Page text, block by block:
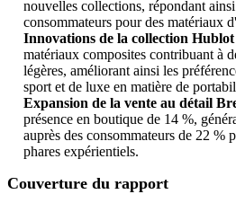
nouvelles collections, répondant
consommateurs pour des matériaux
Innovations de la collection
matériaux composites contribuant à
légères, améliorant ainsi les
sport et de luxe en matière de
Expansion de la vente au détail
présence en boutique de 14 %,
auprès des consommateurs de 22 %
phares expérientiels.
Couverture du rapport